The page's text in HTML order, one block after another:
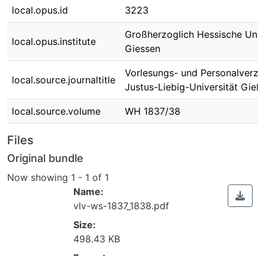
local.opus.id 3223
local.opus.institute
Großherzoglich Hessische
Giessen
local.source.journaltitle
Vorlesungs- und
Justus-Liebig-Universität
local.source.volume WH 1837/38
Files
Original bundle
Now showing 1 - 1 of 1
Name:
vlv-ws-1837_1838.pdf
Size:
498.43 KB